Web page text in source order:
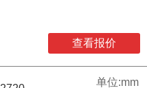
查看报价
单位:mm